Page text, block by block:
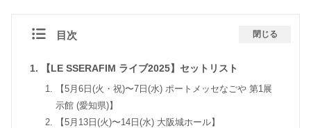
目次 閉じる
【LE SSERAFIM ライブ2025】セットリスト
【5月6日(火・祝)〜7日(水) ポートメッセなごや 第1展
示館 (愛知県)】
【5月13日(火)〜14日(水) 大阪城ホール】